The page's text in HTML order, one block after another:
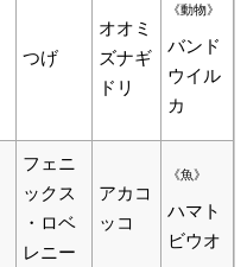
つげ
オオミ
ズナギ
ドリ
《動物》
バンド
ウイル
カ
フェニ
ックス
・ロベ
レニー
アカコ
ッコ
《魚》
ハマト
ビウオ